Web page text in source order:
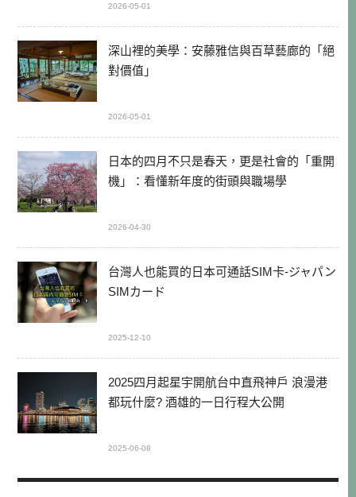
2026-05-01
深山裡的美學：安藤雅信與百草藝廊的「絕
對價值」
2026-05-01
日本的四月不只是春天，更是社會的「重開
機」：看懂新年度的街頭與職場學
2026-04-30
台灣人也能買的日本可通話SIM卡-ジャパン
SIMカード
2025-12-10
2025四月起星宇開航台中直飛神戶 浪漫港
都玩什麼? 酒雄的一日行程大公開
2025-06-08